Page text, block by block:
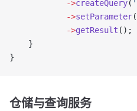
            ->
createQuery( '
            ->
setParameter(
            ->
getResult ();
    }
}
仓储与查询服务